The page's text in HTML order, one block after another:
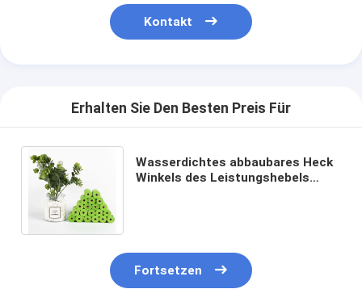
Kontakt
Erhalten Sie Den Besten Preis Für
Wasserdichtes abbaubares Heck
Winkels des Leistungshebels
Fortsetzen